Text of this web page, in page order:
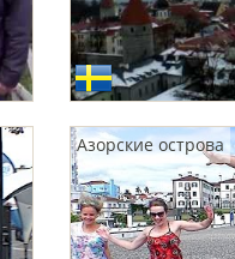
Азорские острова